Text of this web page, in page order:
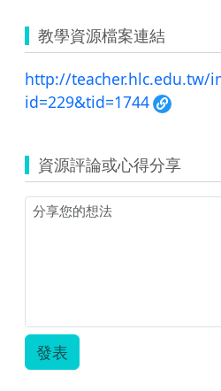
教學資源檔案連結
http://teacher.hlc.edu.tw/
id=229&tid=1744
資源評論或心得分享
發表